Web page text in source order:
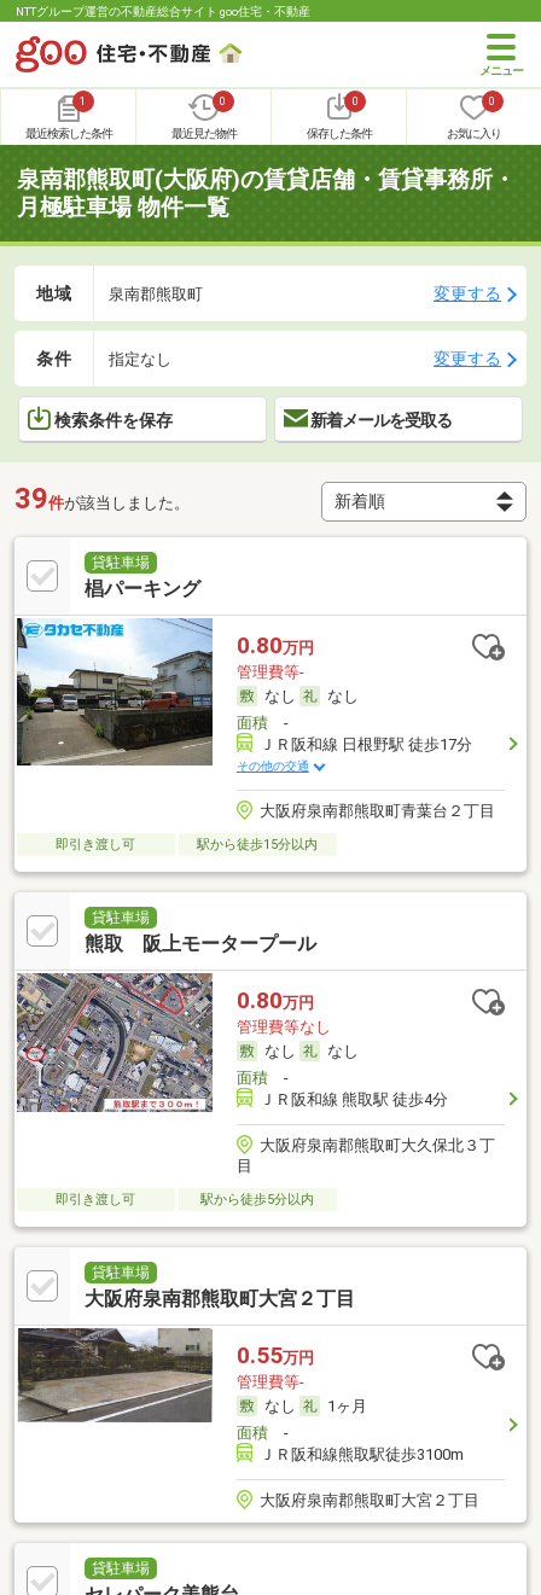
NTTグループ運営の不動産総合サイト goo住宅・不動産
1
最近検索した条件
0
最近見た物件
0
保存した条件
0
お気に入り
泉南郡熊取町(大阪府)の賃貸店舗・賃貸事務所・
月極駐車場 物件一覧
地域 泉南郡熊取町 変更する
条件 指定なし 変更する
検索条件を保存 新着メールを受取る
39件が該当しました。
貸駐車場
椙パーキング
0.80万円
管理費等-
なし
なし
面積-
ＪＲ阪和線 日根野駅 徒歩17分
その他の交通
大阪府泉南郡熊取町青葉台２丁目
即引き渡し可 駅から徒歩15分以内
貸駐車場
熊取 阪上モータープール
0.80万円
管理費等なし
なし
なし
面積-
ＪＲ阪和線 熊取駅 徒歩4分
大阪府泉南郡熊取町大久保北３丁
目
即引き渡し可 駅から徒歩5分以内
貸駐車場
大阪府泉南郡熊取町大宮２丁目
0.55万円
管理費等-
なし
1ヶ月
面積-
ＪＲ阪和線熊取駅徒歩3100m
大阪府泉南郡熊取町大宮２丁目
貸駐車場